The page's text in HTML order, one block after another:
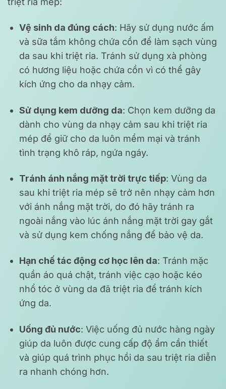
Vệ sinh da đúng cách: Hãy sử dụng nước ấm
và sữa tắm không chứa cồn để làm sạch vùng
da sau khi triệt ria. Tránh sử dụng xà phòng
có hương liệu hoặc chứa cồn vì có thể gây
kích ứng cho da nhạy cảm.
Sử dụng kem dưỡng da: Chọn kem dưỡng da
dành cho vùng da nhạy cảm sau khi triệt ria
mép để giữ cho da luôn mềm mại và tránh
tình trạng khô ráp, ngứa ngáy.
Tránh ánh nắng mặt trời trực tiếp: Vùng da
sau khi triệt ria mép sẽ trở nên nhạy cảm hơn
với ánh nắng mặt trời, do đó hãy tránh ra
ngoài nắng vào lúc ánh nắng mặt trời gay gắt
và sử dụng kem chống nắng để bảo vệ da.
Hạn chế tác động cơ học lên da: Tránh mặc
quần áo quá chật, tránh việc cạo hoặc kéo
nhổ tóc ở vùng da đã triệt ria để tránh kích
ứng da.
Uống đủ nước: Việc uống đủ nước hàng ngày
giúp da luôn được cung cấp độ ẩm cần thiết
và giúp quá trình phục hồi da sau triệt ria diễn
ra nhanh chóng hơn.